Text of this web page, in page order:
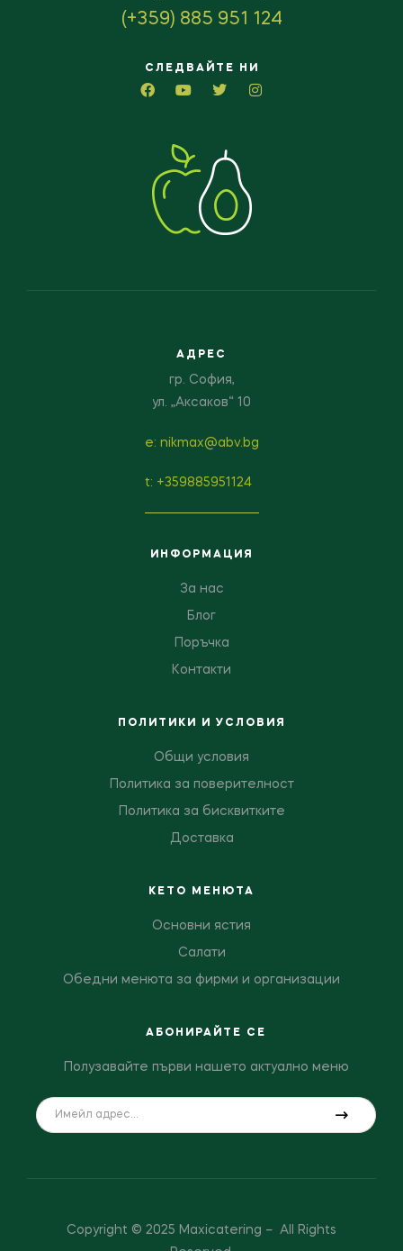
(+359) 885 951 124
СЛЕДВАЙТЕ НИ
АДРЕС
гр. София,
ул. „Аксаков“ 10
е: nikmax@abv.bg
t: +359885951124
ИНФОРМАЦИЯ
За нас
Блог
Поръчка
Контакти
ПОЛИТИКИ И УСЛОВИЯ
Общи условия
Политика за поверителност
Политика за бисквитките
Доставка
КЕТО МЕНЮТА
Основни ястия
Салати
Обедни менюта за фирми и организации
АБОНИРАЙТЕ СЕ
Полузавайте първи нашето актуално меню
Copyright © 2025 Maxicatering – All Rights